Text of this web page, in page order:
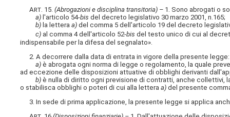
Art. 15.(Abrogazioni e disciplina transitoria) – 1. Sono abrogati o
a) l'articolo 54-bis del decreto legislativo 30 marzo 2001, n.165;
b) la letteraa) del comma 5 dell'articolo 19 del decreto
c) al comma 4 dell'articolo 52-bis del testo unico di cui al
indispensabile per la difesa del segnalato».
2. A decorrere dalla data di entrata in vigore della presente legge:
a) è abrogata ogni norma di legge o regolamento, la quale
ad eccezione delle disposizioni attuative di obblighi derivanti
b) è nulla di diritto ogni previsione di contratti, anche collettivi,
o stabilisca obblighi o poteri di cui alla letteraa) del presente
3. In sede di prima applicazione, la presente legge si applica